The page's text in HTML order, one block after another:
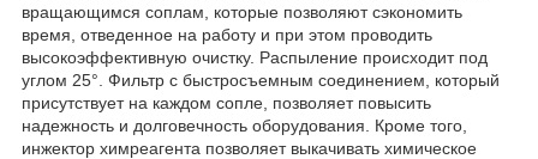
вращающимся соплам, которые позволяют сэкономить
время, отведенное на работу и при этом проводить
высокоэффективную очистку. Распыление происходит под
углом 25°. Фильтр с быстросъемным соединением, который
присутствует на каждом сопле, позволяет повысить
надежность и долговечность оборудования. Кроме того,
инжектор химреагента позволяет выкачивать химическое